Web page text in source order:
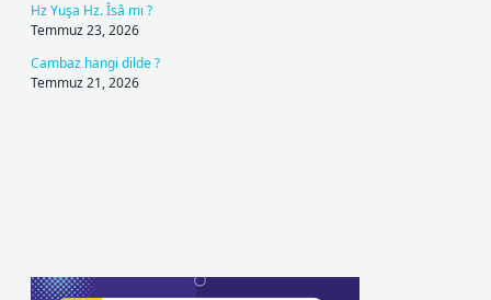
Hz Yuşa Hz. Îsâ mı ?
Temmuz 23, 2026
Cambaz hangi dilde ?
Temmuz 21, 2026